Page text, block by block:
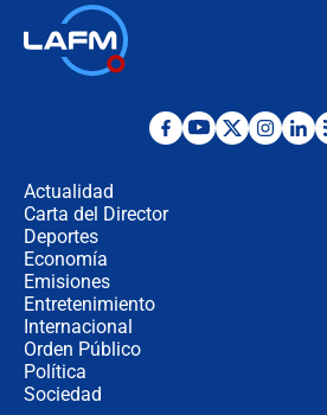
Desde
Actualidad
Carta del Director
Deportes
Economía
Emisiones
Entretenimiento
Internacional
Orden Público
Política
Sociedad